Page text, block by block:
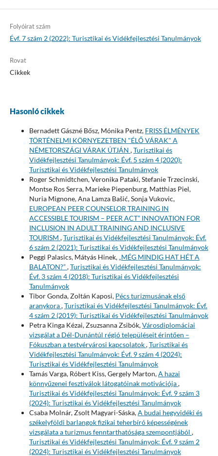
Folyóirat szám
Évf. 7 szám 2 (2022): Turisztikai és Vidékfejlesztési Tanulmányok
Rovat
Cikkek
Hasonló cikkek
Bernadett Gászné Bősz, Mónika Pentz, FRISS ÉLMÉNYEK
TÖRTÉNELMI KÖRNYEZETBEN "ÉLŐ VÁRAK" A
NÉMETORSZÁGI VÁRAK ÚTJÁN ,Turisztikai és
Vidékfejlesztési Tanulmányok: Évf. 5 szám 4 (2020):
Turisztikai és Vidékfejlesztési Tanulmányok
Roger Schmidtchen, Veronika Pataki, Stefanie Trzecinski,
Montse Ros Serra, Marieke Piepenburg, Matthias Piel,
Nuria Mignone, Ana Lamza Bašić, Sonja Vukovic,
EUROPEAN PEER COUNSELOR TRAINING IN
ACCESSIBLE TOURISM – PEER ACT” INNOVATION FOR
INCLUSION IN ADULT TRAINING AND INCLUSIVE
TOURISM ,Turisztikai és Vidékfejlesztési Tanulmányok: Évf.
6 szám 2 (2021): Turisztikai és Vidékfejlesztési Tanulmányok
Peggi Palasics, Mátyás Hinek, „MÉG MINDIG HAT HÉT A
BALATON?”,Turisztikai és Vidékfejlesztési Tanulmányok:
Évf. 3 szám 4 (2018): Turisztikai és Vidékfejlesztési
Tanulmányok
Tibor Gonda, Zoltán Kaposi, Pécs turizmusának első
aranykora,Turisztikai és Vidékfejlesztési Tanulmányok: Évf.
4 szám 2 (2019): Turisztikai és Vidékfejlesztési Tanulmányok
Petra Kinga Kézai, Zsuzsanna Zsibók,Városdiplomáciai
vizsgálat a Dél-Dunántúl régió településeit érintően –
Fókuszban a testvérvárosi kapcsolatok,Turisztikai és
Vidékfejlesztési Tanulmányok: Évf. 9 szám 4 (2024):
Turisztikai és Vidékfejlesztési Tanulmányok
Tamás Varga, Róbert Kiss, Gergely Marton,A hazai
könnyűzenei fesztiválok látogatóinak motivációja,
Turisztikai és Vidékfejlesztési Tanulmányok: Évf. 9 szám 3
(2024): Turisztikai és Vidékfejlesztési Tanulmányok
Csaba Molnár, Zsolt Magyari-Sáska,A budai hegyvidéki és
székelyföldi barlangok fizikai teherbíró képességének
vizsgálata a turizmus fenntarthatósága szempontjából ,
Turisztikai és Vidékfejlesztési Tanulmányok: Évf. 9 szám 2
(2024): Turisztikai és Vidékfejlesztési Tanulmányok